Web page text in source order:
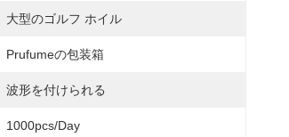
大型のゴルフ ホイル
Prufumeの包装箱
波形を付けられる
1000pcs/day